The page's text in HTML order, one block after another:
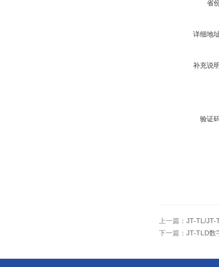
省
详细地
补充说
验证
上一篇： JT-TL/JT-
下一篇： JT-TLD数